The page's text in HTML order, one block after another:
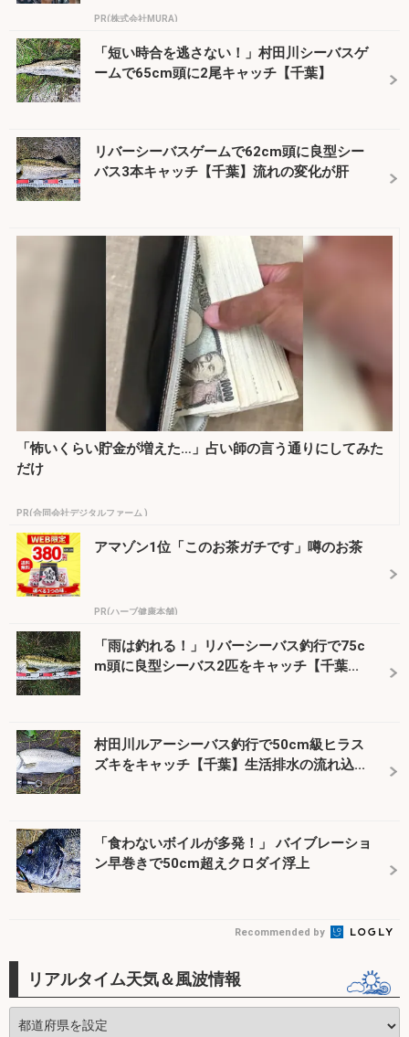
PR(株式会社MURA)
「短い時合を逃さない！」村田川シーバスゲ
ームで65cm頭に2尾キャッチ【千葉】
リバーシーバスゲームで62cm頭に良型シー
バス3本キャッチ【千葉】流れの変化が肝
「怖いくらい貯金が増えた…」占い師の言う通りにしてみた
だけ
PR(合同会社デジタルファーム )
アマゾン1位「このお茶ガチです」噂のお茶
PR(ハーブ健康本舗)
「雨は釣れる！」リバーシーバス釣行で75c
m頭に良型シーバス2匹をキャッチ【千葉...
村田川ルアーシーバス釣行で50cm級ヒラス
ズキをキャッチ【千葉】生活排水の流れ込...
「食わないボイルが多発！」 バイブレーショ
ン早巻きで50cm超えクロダイ浮上
Recommended by
リアルタイム天気＆風波情報